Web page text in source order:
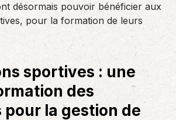
désormais pouvoir bénéficier aux
pour la formation de leurs
sportives : une
des
pour la gestion de